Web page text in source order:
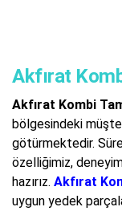
Akfırat
Akfırat Kombi
bölgesindeki
götürmektedir.
özelliğimiz,
hazırız. Akfırat
uygun yedek